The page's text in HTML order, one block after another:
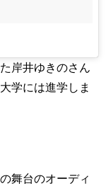
岸井ゆきのさん
学には進学しま
舞台のオーディ